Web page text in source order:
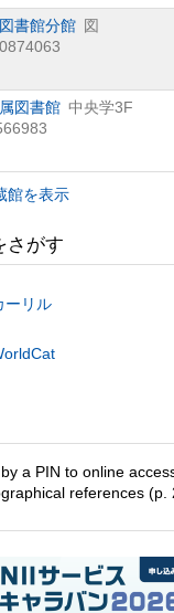
書館分館 図
図書館 中央学3F
館を表示
さがす
ーリル
a PIN to online
references